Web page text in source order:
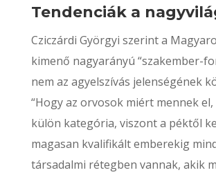
Tendenciák a
Cziczárdi Györgyi szerint a
kimenő nagyarányú “szakember-
nem az agyelszívás jelenségének
“Hogy az orvosok miért mennek el,
külön kategória, viszont a péktől
magasan kvalifikált emberekig
társadalmi rétegben vannak, akik